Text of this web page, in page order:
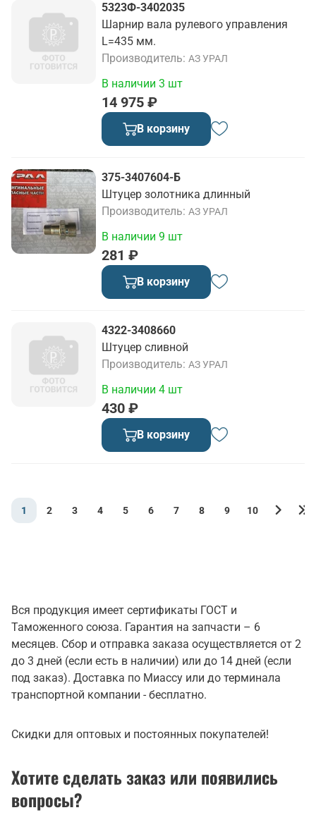
5323Ф-3402035
Шарнир вала рулевого управления
L=435 мм.
Производитель АЗ УРАЛ
14 975 ₽
В наличии 3 шт
В корзину
375-3407604-Б
Штуцер золотника длинный
Производитель АЗ УРАЛ
281 ₽
В наличии 9 шт
В корзину
4322-3408660
Штуцер сливной
Производитель АЗ УРАЛ
430 ₽
В наличии 4 шт
В корзину
1 2 3 4 5 6 7 8 9 10
Вся продукция имеет сертификаты ГОСТ и
Таможенного союза. Гарантия на запчасти – 6
месяцев. Сбор и отправка заказа осуществляется от 2
до 3 дней (если есть в наличии) или до 14 дней (если
под заказ). Доставка по Миассу или до терминала
транспортной компании - бесплатно.
Скидки для оптовых и постоянных покупателей!
Хотите сделать заказ или появились
вопросы?